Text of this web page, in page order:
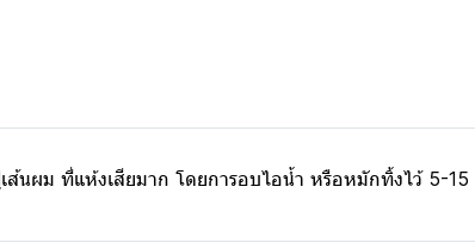
นผม ที่แห้งเสียมาก โดยการอบไอน้ำ หรือหมักทิ้งไว้ 5-